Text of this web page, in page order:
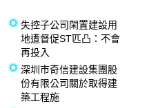
失控子公司閑置建設用
地遭督促ST匹凸：不會
再投入
深圳市奇信建設集團股
份有限公司關於取得建
築工程施